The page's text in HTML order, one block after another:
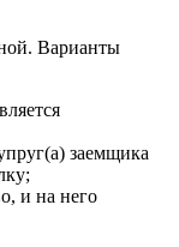
Варианты
заемщика
и на него